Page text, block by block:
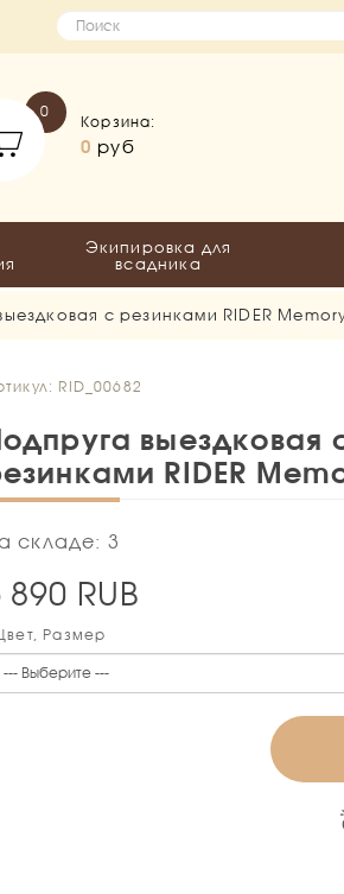
0
Корзина:
0 руб
Экипировка для
всадника
с резинками RIDER
RID_00682
выездковая
RIDER
складе: 3
890 RUB
Размер